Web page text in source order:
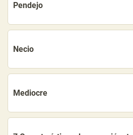
Pendejo
Necio
Mediocre